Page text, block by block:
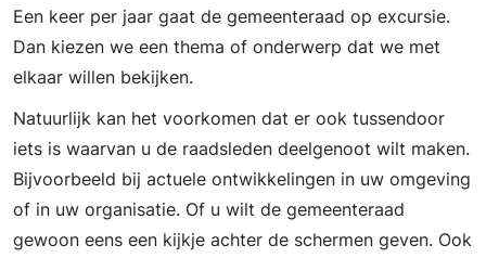
Een keer per jaar gaat de gemeenteraad op excursie.
Dan kiezen we een thema of onderwerp dat we met
elkaar willen bekijken.
Natuurlijk kan het voorkomen dat er ook tussendoor
iets is waarvan u de raadsleden deelgenoot wilt maken.
Bijvoorbeeld bij actuele ontwikkelingen in uw omgeving
of in uw organisatie. Of u wilt de gemeenteraad
gewoon eens een kijkje achter de schermen geven. Ook